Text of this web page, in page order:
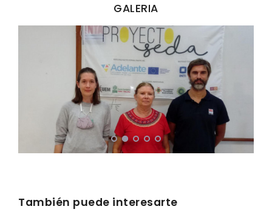
GALERIA
También puede interesarte